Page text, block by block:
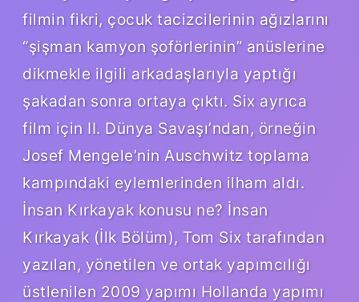
filmin fikri, çocuk tacizcilerinin ağızlarını
“şişman kamyon şoförlerinin” anüslerine
dikmekle ilgili arkadaşlarıyla yaptığı
şakadan sonra ortaya çıktı. Six ayrıca
film için II. Dünya Savaşı’ndan, örneğin
Josef Mengele’nin Auschwitz toplama
kampındaki eylemlerinden ilham aldı.
İnsan Kırkayak konusu ne? İnsan
Kırkayak (İlk Bölüm), Tom Six tarafından
yazılan, yönetilen ve ortak yapımcılığı
üstlenilen 2009 yapımı Hollanda yapımı